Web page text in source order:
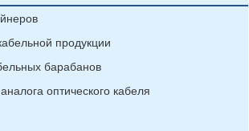
продукции
барабанов
оптического кабеля